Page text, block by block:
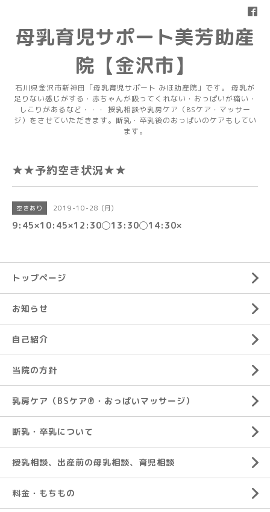
母乳育児サポート美芳助産
院【金沢市】
石川県金沢市新神田「母乳育児サポート みほ助産院」です。 母乳が
足りない感じがする・赤ちゃんが吸ってくれない・おっぱいが痛い・
しこりがあるなど・・・ 授乳相談や乳房ケア（BSケア・マッサー
ジ）をさせていただきます。断乳・卒乳後のおっぱいのケアもしてい
ます。
★★予約空き状況★★
空きあり 2019-10-28 (月)
9:45×10:45×12:30◯13:30◯14:30×
トップページ
お知らせ
自己紹介
当院の方針
乳房ケア（BSケア®︎・おっぱいマッサージ）
断乳・卒乳について
授乳相談、出産前の母乳相談、育児相談
料金・もちもの